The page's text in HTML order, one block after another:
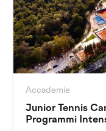
Accademie
Junior Tennis
Programmi